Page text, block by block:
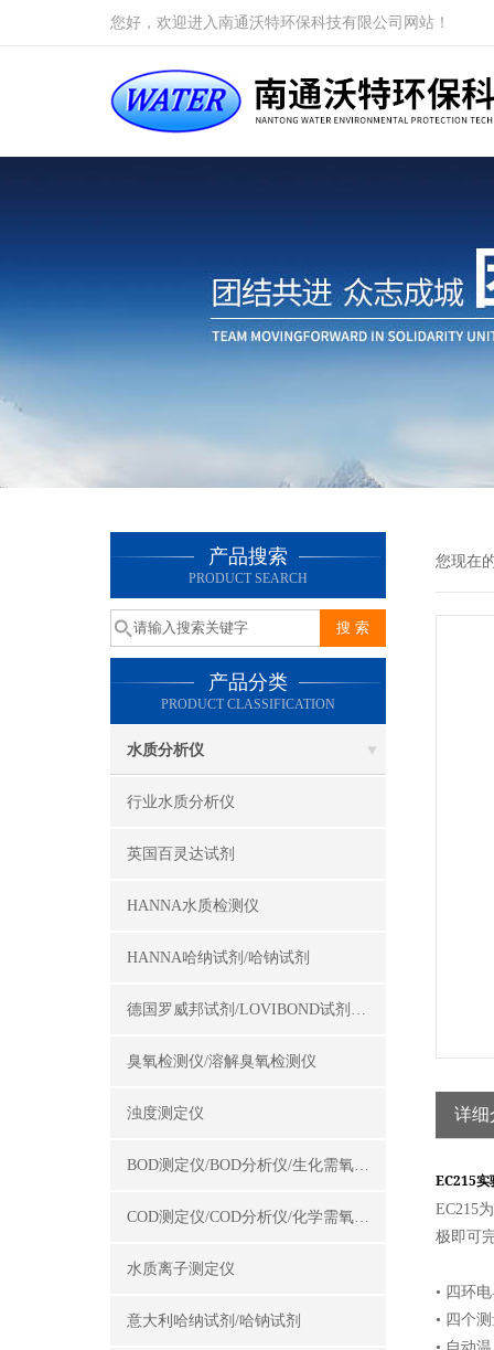
您好，欢迎进入南通沃特环保科技有限公司网站！
产品搜索
PRODUCT SEARCH
产品分类
PRODUCT CLASSIFICATION
水质分析仪
行业水质分析仪
英国百灵达试剂
HANNA水质检测仪
HANNA哈纳试剂/哈钠试剂
德国罗威邦试剂/LOVIBOND试剂/罗威邦试剂
臭氧检测仪/溶解臭氧检测仪
浊度测定仪
BOD测定仪/BOD分析仪/生化需氧量测定仪
COD测定仪/COD分析仪/化学需氧量测定仪
水质离子测定仪
意大利哈纳试剂/哈钠试剂
您现在
详细
EC215实
EC215
极即可
• 四环
• 四个